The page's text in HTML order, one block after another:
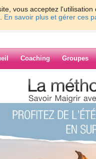
vous acceptez
En savoir plus et gérer ces
Coaching Groupes
> > J+3
de gladdys